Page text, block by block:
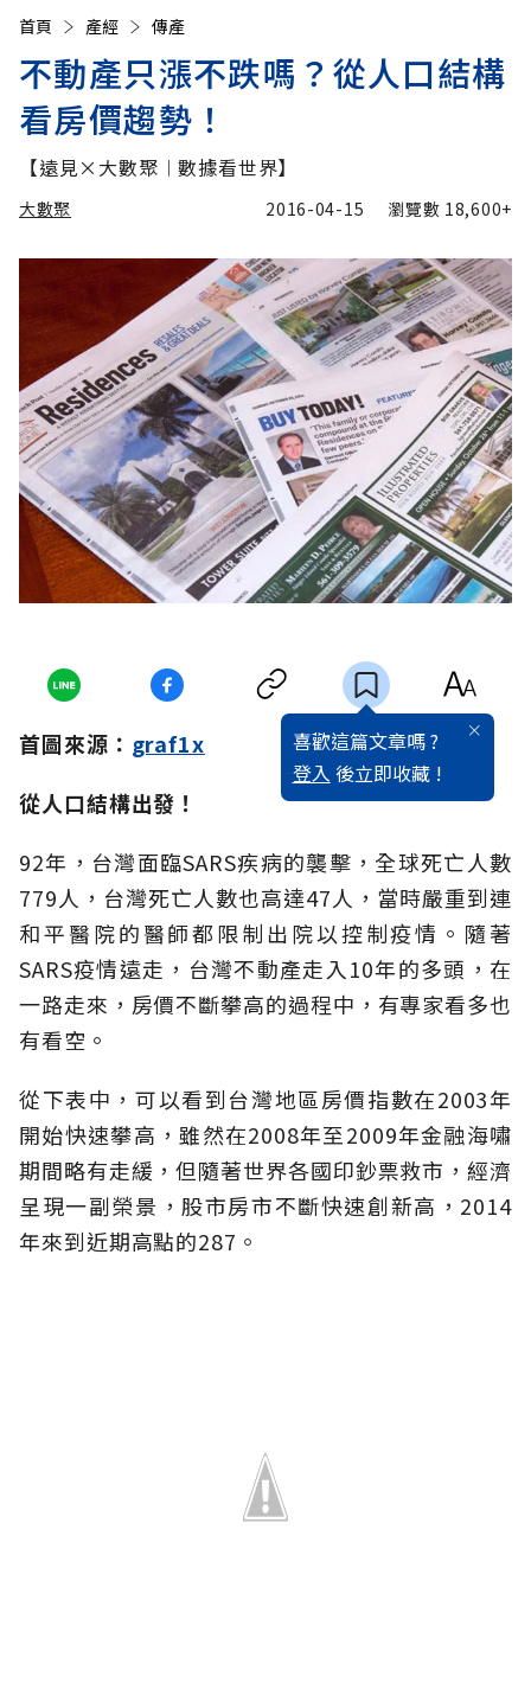
首頁 產經 傳產
不動產只漲不跌嗎？從人口結構
看房價趨勢！
【遠見×大數聚︱數據看世界】
大數聚 2016-04-15 瀏覽數 18,600+
喜歡這篇文章嗎 ?
登入 後立即收藏 !
首圖來源： graf1x
從人口結構出發！
92年，台灣面臨SARS疾病的襲擊，全球死亡人數
779人，台灣死亡人數也高達47人，當時嚴重到連
和平醫院的醫師都限制出院以控制疫情。隨著
SARS疫情遠走，台灣不動產走入10年的多頭，在
一路走來，房價不斷攀高的過程中，有專家看多也
有看空。
從下表中，可以看到台灣地區房價指數在2003年
開始快速攀高，雖然在2008年至2009年金融海嘯
期間略有走緩，但隨著世界各國印鈔票救市，經濟
呈現一副榮景，股市房市不斷快速創新高，2014
年來到近期高點的287。